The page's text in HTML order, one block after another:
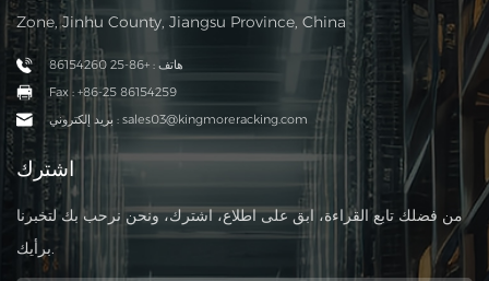
Zone, Jinhu County, Jiangsu Province, China
هاتف : +86-25 86154260
Fax : +86-25 86154259
بريد إلكتروني : sales03@kingmoreracking.com
اشترك
من فضلك تابع القراءة، ابق على اطلاع، اشترك، ونحن نرحب بك لتخبرنا
برأيك.